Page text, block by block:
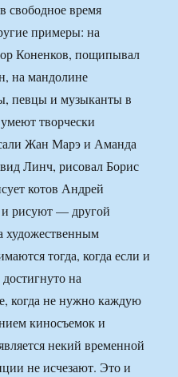
свободное время
примеры: на
Коненков, пощипывал
на мандолине
певцы и музыканты в
творчески
Жан Марэ и Аманда
Линч, рисовал Борис
котов Андрей
рисуют — другой
художественным
тогда, когда если и
на
когда не нужно каждую
киносъемок и
некий временной
не исчезают. Это и